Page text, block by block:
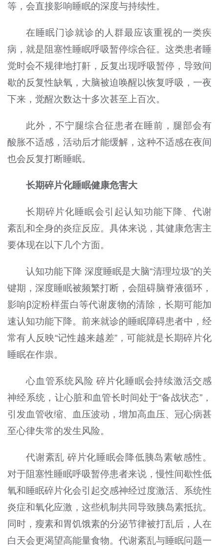
等，会直接影响睡眠的深度与持续性。
在睡眠门诊就诊的人群最应该重视的一类疾
病，就是阻塞性睡眠呼吸暂停综合征。这类患者睡
觉时会不规律地打鼾，反复出现呼吸暂停，导致间
歇的反复性缺氧，大脑被迫唤醒以恢复呼吸，一夜
下来，觉醒次数达十多次甚至上百次。
此外，不宁腿综合征患者在睡前，腿部会有
酸胀不适感，活动后才能缓解，这种不适感在夜间
也会反复打断睡眠。
长期碎片化睡眠健康危害大
长期碎片化睡眠会引起认知功能下降、代谢
紊乱和全身的炎症反应。具体来说，其健康危害主
要体现在以下几个方面。
认知功能下降 深度睡眠是大脑“清理垃圾”的关
键期，深度睡眠被频繁打断，会阻碍脑脊液循环，
影响β淀粉样蛋白等代谢废物的清除，长期可能加
速认知功能下降。前来就诊的睡眠障碍患者中，经
常有人反映“记性越来越差”，可能就是长期碎片化
睡眠在作祟。
心血管系统风险 碎片化睡眠会持续激活交感
神经系统，让心脏和血管长时间处于“备战状态”，
引发血管收缩、血压波动，增加高血压、冠心病甚
至心律失常的发生风险。
代谢紊乱 碎片化睡眠会降低胰岛素敏感性。
对于阻塞性睡眠呼吸暂停患者来说，慢性间歇性低
氧和睡眠碎片化会引起交感神经过度激活、系统性
炎症和氧化应激，这些机制共同导致胰岛素抵抗。
同时，瘦素和胃饥饿素的分泌节律被打乱后，人在
白天会更渴望高能量食物。代谢紊乱与睡眠问题一